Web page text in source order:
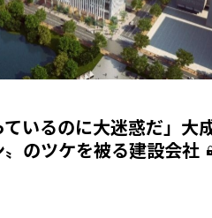
ているのに大迷惑だ」大
のツケを被る建設会社